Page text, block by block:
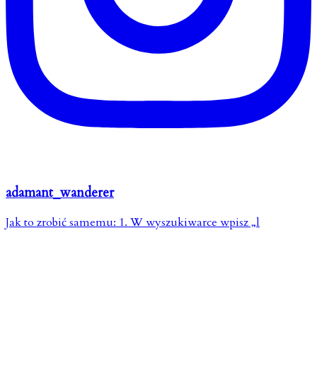
adamant_wanderer
Jak to zrobić samemu: 1. W wyszukiwarce wpisz „l